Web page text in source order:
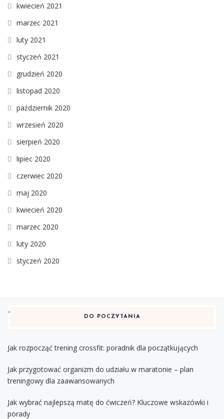
kwiecień 2021
marzec 2021
luty 2021
styczeń 2021
grudzień 2020
listopad 2020
październik 2020
wrzesień 2020
sierpień 2020
lipiec 2020
czerwiec 2020
maj 2020
kwiecień 2020
marzec 2020
luty 2020
styczeń 2020
DO POCZYTANIA
Jak rozpocząć trening crossfit: poradnik dla początkujących
Jak przygotować organizm do udziału w maratonie – plan
treningowy dla zaawansowanych
Jak wybrać najlepszą matę do ćwiczeń? Kluczowe wskazówki i
porady